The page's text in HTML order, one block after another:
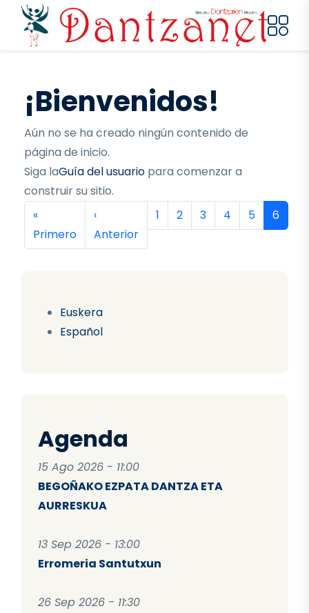
Pasar al contenido principal
Euskera
Español
Agenda
15 Ago 2026 - 11:00
BEGOÑAKO EZPATA DANTZA ETA
AURRESKUA
13 Sep 2026 - 13:00
Erromeria Santutxun
26 Sep 2026 - 11:30
¡Bienvenidos!
Aún no se ha creado ningún contenido de
página de inicio.
Siga laGuía del usuario para comenzar a
construir su sitio.
Paginación
Primera página
«
Primero
Página anterior
‹
Anterior
Página
1 Página
2 Página
3 Página
4 Página
5 6